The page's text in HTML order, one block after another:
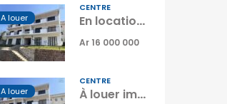
A louer
CENTRE
En location un immeuble complet avec 5 logements situé à Analamahitsy Park Tananarive
Ar 16 000 000
A louer
CENTRE
À louer immeuble résidentiel situé dans un quartier calme et sécurisé à Analamahitsy Park Madagascar